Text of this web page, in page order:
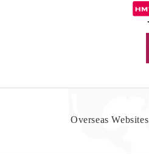
Overseas Websites